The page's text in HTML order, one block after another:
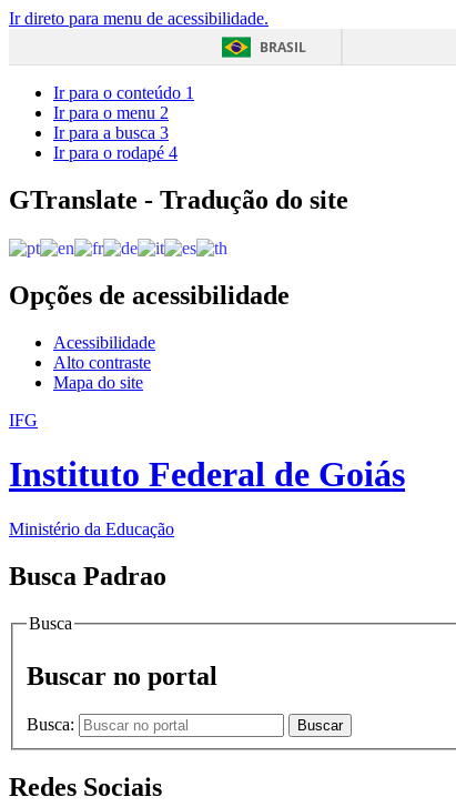
Ir direto para menu de acessibilidade.
BRASIL
Ir para o conteúdo 1
Ir para o menu 2
Ir para a busca 3
Ir para o rodapé 4
GTranslate - Tradução do site
Opções de acessibilidade
Acessibilidade
Alto contraste
Mapa do site
IFG
Instituto Federal de Goiás
Ministério da Educação
Busca Padrao
Busca
Buscar no portal
Busca: Buscar
Redes Sociais